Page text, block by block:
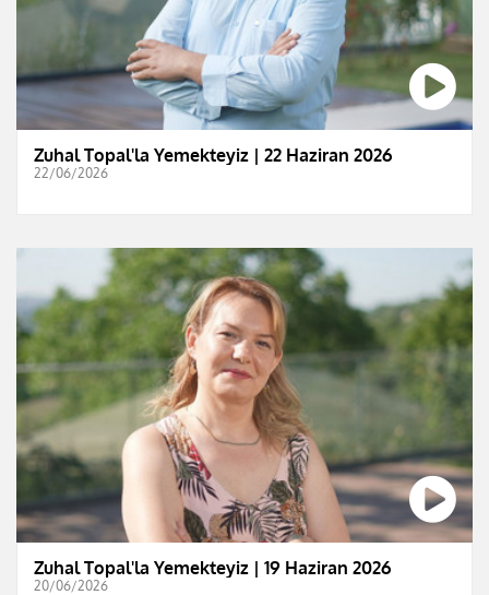
Zuhal Topal'la Yemekteyiz | 22 Haziran 2026
22/06/2026
Zuhal Topal'la Yemekteyiz | 19 Haziran 2026
20/06/2026